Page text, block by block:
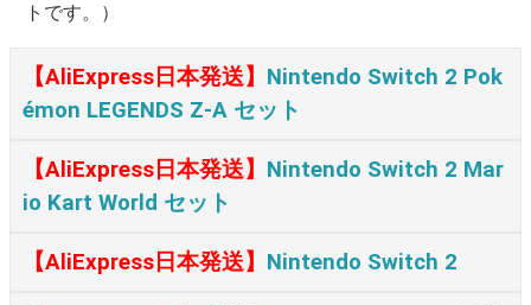
トです。）
【AliExpress日本発送】 Nintendo Switch 2 Pok
émon LEGENDS Z-A セット
【AliExpress日本発送】 Nintendo Switch 2 Mar
io Kart World セット
【AliExpress日本発送】 Nintendo Switch 2